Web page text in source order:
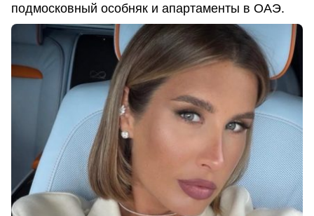
подмосковный особняк и апартаменты в ОАЭ.